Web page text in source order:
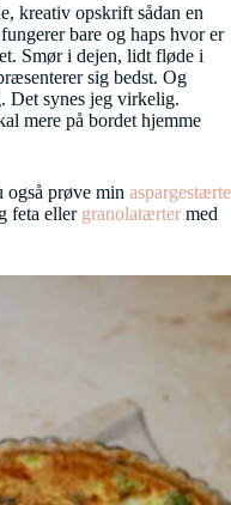
kreativ opskrift sådan en
bare og haps hvor er
Smør i dejen, lidt fløde i
sig bedst. Og
Det synes jeg virkelig.
mere på bordet hjemme
også prøve min aspargestærte
feta eller granolatærter med